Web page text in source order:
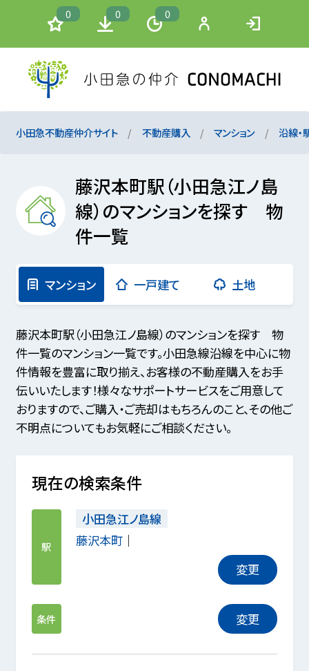
0 0 0
小田急不動産仲介サイト 不動産購入 マンション 沿線・
藤沢本町駅（小田急江ノ島
線）のマンションを探す 物
件一覧
マンション 一戸建て 土地
藤沢本町駅（小田急江ノ島線）のマンションを探す 物
件一覧のマンション一覧です。小田急線沿線を中心に物
件情報を豊富に取り揃え、お客様の不動産購入をお手
伝いいたします！様々なサポートサービスをご用意して
おりますので、ご購入・ご売却はもちろんのこと、その他ご
不明点についてもお気軽にご相談ください。
現在の検索条件
駅
小田急江ノ島線
藤沢本町
変更
条件 変更